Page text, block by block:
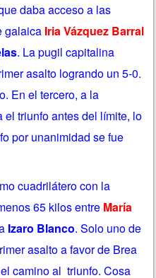
daba acceso a las
galaica Iria Vázquez Barral
. La pugil capitalina
asalto logrando un 5-0.
En el tercero, a la
triunfo antes del límite, lo
por unanimidad se fue
cuadrilátero con la
65 kilos entre María
Izaro Blanco. Solo uno de
asalto a favor de Brea
camino al triunfo. Cosa